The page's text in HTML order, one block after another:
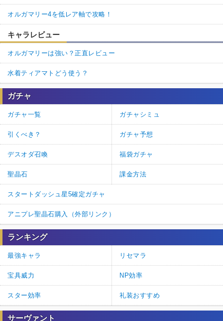
オルガマリー4を低レア軸で攻略！
キャラレビュー
オルガマリーは強い？正直レビュー
水着ティアマトどう使う？
ガチャ
ガチャ一覧 ガチャシミュ
引くべき？ ガチャ予想
デスオダ召喚 福袋ガチャ
聖晶石 課金方法
スタートダッシュ星5確定ガチャ
アニプレ聖晶石購入（外部リンク）
ランキング
最強キャラ リセマラ
宝具威力 NP効率
スター効率 礼装おすすめ
サーヴァント